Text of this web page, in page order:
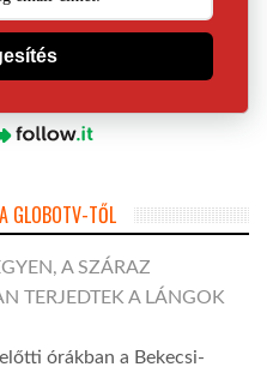
GLOBOTV-TŐL
A SZÁRAZ
TERJEDTEK A LÁNGOK
órákban a Bekecsi-